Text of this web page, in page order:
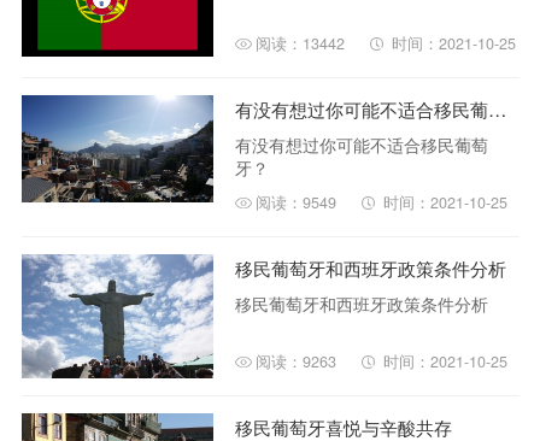
阅读：13442 时间：2021-10-25
有没有想过你可能不适合移民葡萄牙？
有没有想过你可能不适合移民葡萄
牙？
阅读：9549 时间：2021-10-25
移民葡萄牙和西班牙政策条件分析
移民葡萄牙和西班牙政策条件分析
阅读：9263 时间：2021-10-25
移民葡萄牙喜悦与辛酸共存